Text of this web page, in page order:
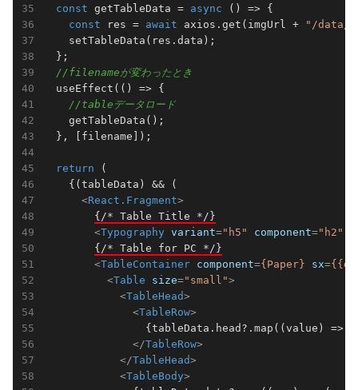
const getTableData = async () => {
const res = await axios.get(imgUrl + "/data/"
    setTableData(res.data);
  };
//filenameが変わったとき
  useEffect(
() => {
//tableデータロード
    getTableData();
  }, [filename]);
return (
    {(tableData) && (
<React.Fragment>
{/* Table Title */}
<Typography variant="h5" component="h2"
{/* Table for PC */}
<TableContainer component={Paper} sx=
<Table size="small">
<TableHead>
<TableRow>
                {tableData.head?.map((value) =>
</TableRow>
</TableHead>
<TableBody>